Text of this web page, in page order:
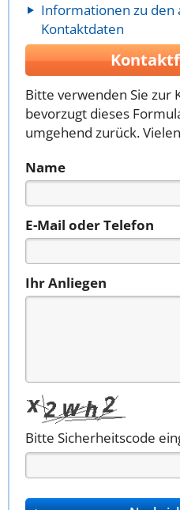
Informationen zu den
Kontaktdaten
Bitte verwenden Sie zur
bevorzugt dieses
umgehend zurück.
Name
E-Mail oder Telefon
Ihr Anliegen
Bitte Sicherheitscode